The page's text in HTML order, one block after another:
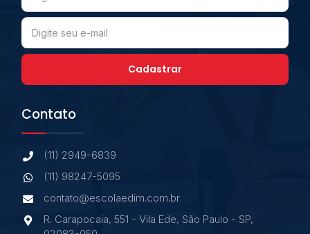
Cadastrar
Contato
(11) 2949-6839
(11) 98247-5095
contato@escolaedim.com.br
R. Carapocaia, 551 - Vila Ede, São Paulo - SP,